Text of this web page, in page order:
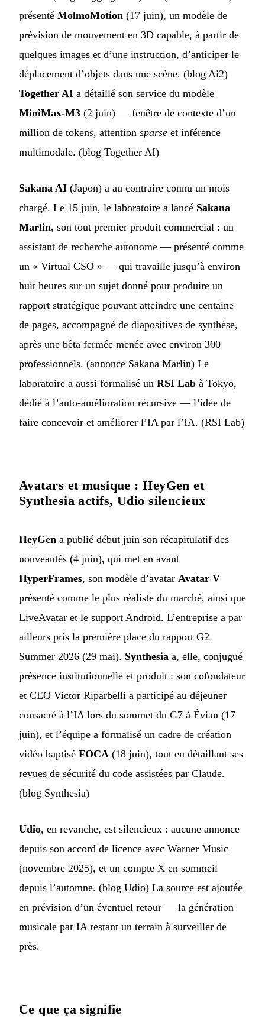
présenté MolmoMotion (17 juin), un modèle de
prévision de mouvement en 3D capable, à partir de
quelques images et d’une instruction, d’anticiper le
déplacement d’objets dans une scène. (blog Ai2)
Together AI a détaillé son service du modèle
MiniMax-M3 (2 juin) — fenêtre de contexte d’un
million de tokens, attention sparse et inférence
multimodale. (blog Together AI)
Sakana AI (Japon) a au contraire connu un mois
chargé. Le 15 juin, le laboratoire a lancé Sakana
Marlin, son tout premier produit commercial : un
assistant de recherche autonome — présenté comme
un « Virtual CSO » — qui travaille jusqu’à environ
huit heures sur un sujet donné pour produire un
rapport stratégique pouvant atteindre une centaine
de pages, accompagné de diapositives de synthèse,
après une bêta fermée menée avec environ 300
professionnels. (annonce Sakana Marlin) Le
laboratoire a aussi formalisé un RSI Lab à Tokyo,
dédié à l’auto-amélioration récursive — l’idée de
faire concevoir et améliorer l’IA par l’IA. (RSI Lab)
Avatars et musique : HeyGen et
Synthesia actifs, Udio silencieux
HeyGen a publié début juin son récapitulatif des
nouveautés (4 juin), qui met en avant
HyperFrames, son modèle d’avatar Avatar V
présenté comme le plus réaliste du marché, ainsi que
LiveAvatar et le support Android. L’entreprise a par
ailleurs pris la première place du rapport G2
Summer 2026 (29 mai). Synthesia a, elle, conjugué
présence institutionnelle et produit : son cofondateur
et CEO Victor Riparbelli a participé au déjeuner
consacré à l’IA lors du sommet du G7 à Évian (17
juin), et l’équipe a formalisé un cadre de création
vidéo baptisé FOCA (18 juin), tout en détaillant ses
revues de sécurité du code assistées par Claude.
(blog Synthesia)
Udio, en revanche, est silencieux : aucune annonce
depuis son accord de licence avec Warner Music
(novembre 2025), et un compte X en sommeil
depuis l’automne. (blog Udio) La source est ajoutée
en prévision d’un éventuel retour — la génération
musicale par IA restant un terrain à surveiller de
près.
Ce que ça signifie